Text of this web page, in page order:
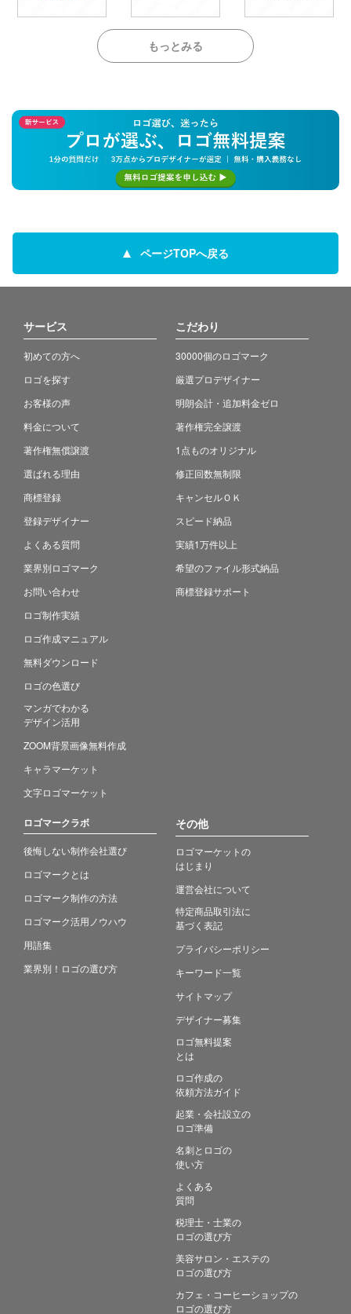
もっとみる
ページTOPへ戻る
サービス
初めての方へ
ロゴを探す
お客様の声
料金について
著作権無償譲渡
選ばれる理由
商標登録
登録デザイナー
よくある質問
業界別ロゴマーク
お問い合わせ
ロゴ制作実績
ロゴ作成マニュアル
無料ダウンロード
ロゴの色選び
マンガでわかる
デザイン活用
ZOOM背景画像無料作成
キャラマーケット
文字ロゴマーケット
こだわり
30000個のロゴマーク
厳選プロデザイナー
明朗会計・追加料金ゼロ
著作権完全譲渡
1点ものオリジナル
修正回数無制限
キャンセルＯＫ
スピード納品
実績1万件以上
希望のファイル形式納品
商標登録サポート
ロゴマークラボ
後悔しない制作会社選び
ロゴマークとは
ロゴマーク制作の方法
ロゴマーク活用ノウハウ
用語集
業界別！ロゴの選び方
その他
ロゴマーケットの
はじまり
運営会社について
特定商品取引法に
基づく表記
プライバシーポリシー
キーワード一覧
サイトマップ
デザイナー募集
ロゴ無料提案
とは
ロゴ作成の
依頼方法ガイド
起業・会社設立の
ロゴ準備
名刺とロゴの
使い方
よくある
質問
税理士・士業の
ロゴの選び方
美容サロン・エステの
ロゴの選び方
カフェ・コーヒーショップの
ロゴの選び方